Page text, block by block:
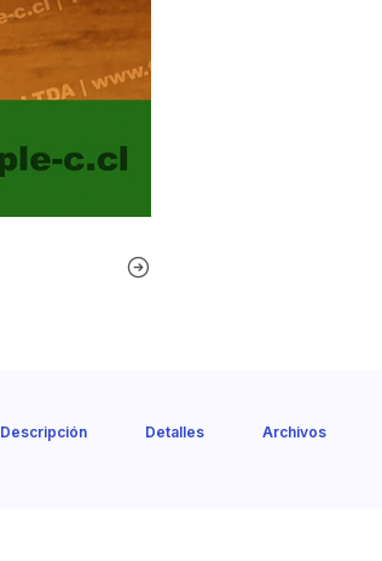
Descripción Detalles Archivos